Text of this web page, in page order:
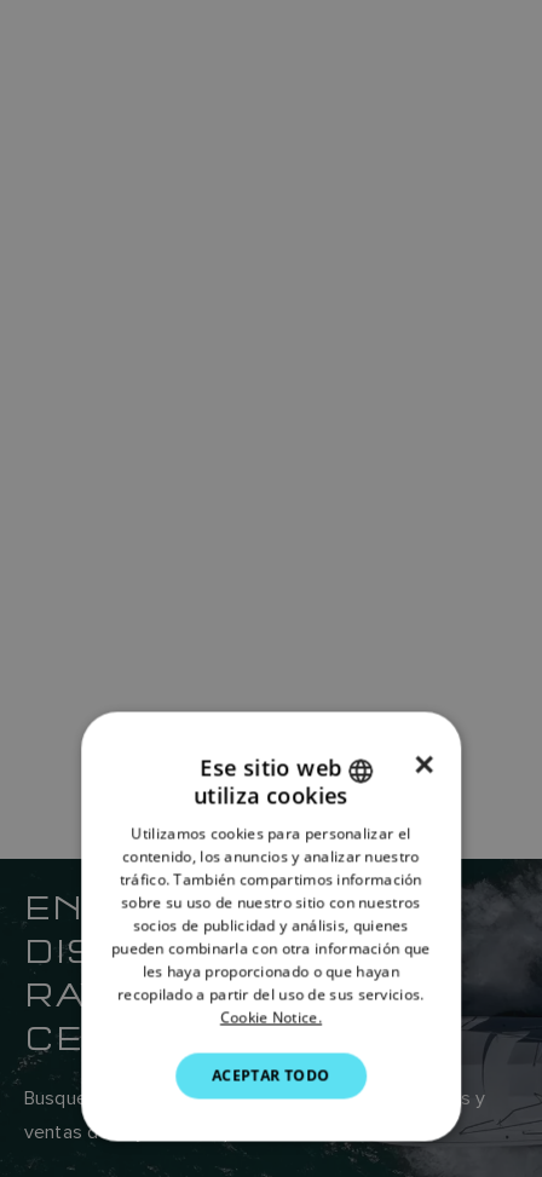
ENCUENTRE SU
DISTRIBUIDOR DE
RAYMARINE MÁS
CERCANO
Busque en la red global de proveedores de servicios y
ventas de Raymarine aquí.
ENGLISH
FRENCH
DANISH
ITALIAN
SWEDISH
DUTCH
SPANISH
×
Ese sitio web
utiliza cookies
Utilizamos cookies para personalizar el
contenido, los anuncios y analizar nuestro
tráfico. También compartimos información
sobre su uso de nuestro sitio con nuestros
socios de publicidad y análisis, quienes
pueden combinarla con otra información que
les haya proporcionado o que hayan
recopilado a partir del uso de sus servicios.
Cookie Notice.
ACEPTAR TODO